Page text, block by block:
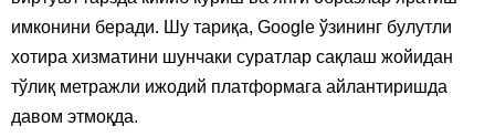
имконини беради. Шу тариқа, Google ўзининг булутли
хотира хизматини шунчаки суратлар сақлаш жойидан
тўлиқ метражли ижодий платформага айлантиришда
давом этмоқда.